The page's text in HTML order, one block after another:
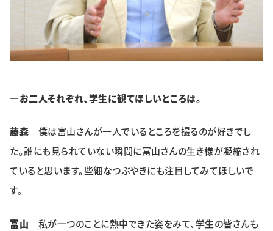
―お二人それぞれ、学生に観てほしいところは。
藤森 僕は富山さんが一人でいるところを撮るのが好きでし
た。誰にも見られていない瞬間に富山さんの生き様が凝縮され
ていると思います。些細なつぶやきにも注目してみてほしいで
す。
富山 私が一つのことに熱中できた姿をみて、学生の皆さんも